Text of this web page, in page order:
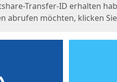
Transfer-ID erhalten
abrufen möchten, klicken